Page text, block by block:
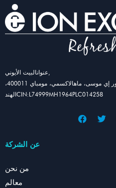
عنوانالبيت الأيوني,
طريق دكتور إي موسى، ماهالاكسمي، مومباي 400011،
الهندCIN:L74999MH1964PLC014258
عن الشركة
من نحن
معالم